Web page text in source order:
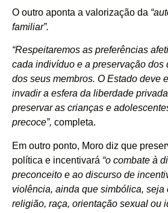
O outro aponta a valorização da
familiar”.
“Respeitaremos as preferências
cada indivíduo e a preservação dos
dos seus membros. O Estado deve
invadir a esfera da liberdade
preservar as crianças e
precoce”, completa.
Em outro ponto, Moro diz que
política e incentivará “o combate à
preconceito e ao discurso de
violência, ainda que simbólica, seja
religião, raça, orientação sexual ou